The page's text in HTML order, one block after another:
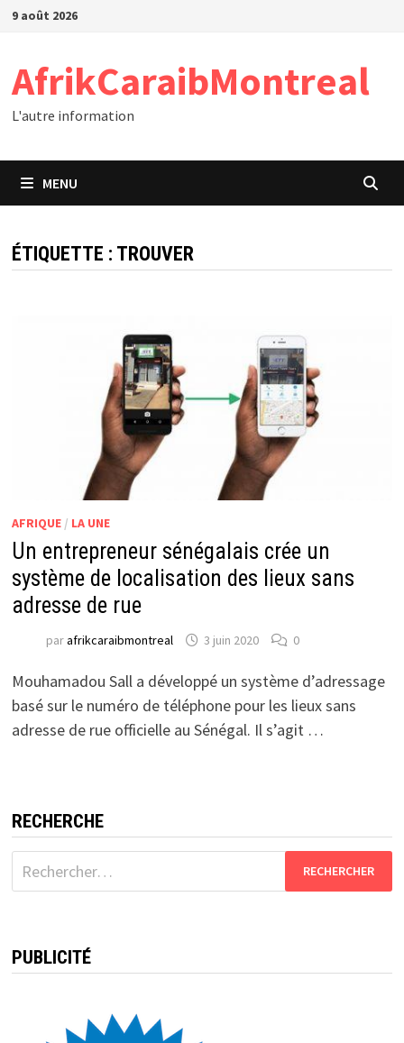
Passer
9 août 2026
AfrikCaraibMontreal
L'autre information
MENU
ÉTIQUETTE : TROUVER
AFRIQUE/ LA UNE
Un entrepreneur sénégalais crée un
système de localisation des lieux sans
adresse de rue
parafrikcaraibmontreal 3 juin 2020 0
Mouhamadou Sall a développé un système d’adressage
basé sur le numéro de téléphone pour les lieux sans
adresse de rue officielle au Sénégal. Il s’agit …
RECHERCHE
Rechercher :
PUBLICITÉ